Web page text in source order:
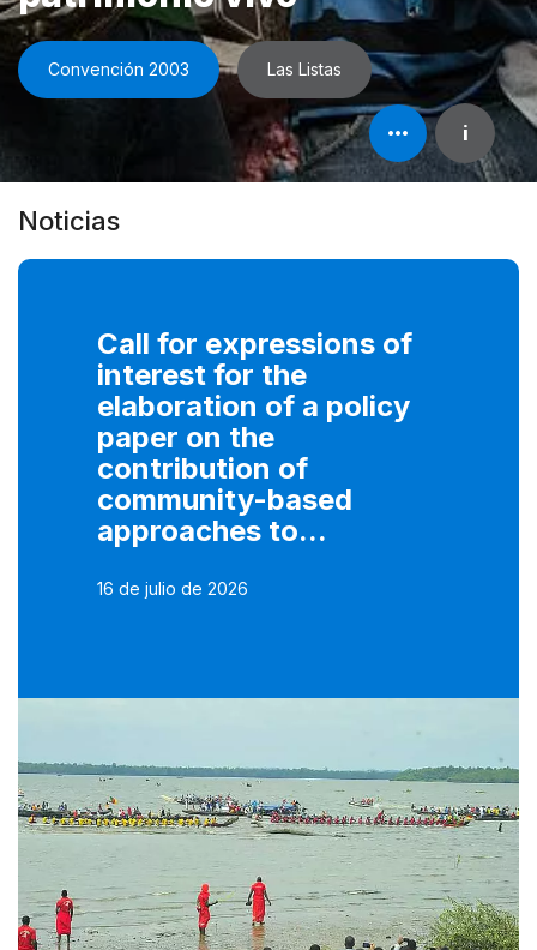
Convención 2003 Las Listas
Abrir
información
del
i
Noticias
Call for expressions of
interest for the
elaboration of a policy
paper on the
contribution of
community-based
approaches to...
16 de julio de 2026